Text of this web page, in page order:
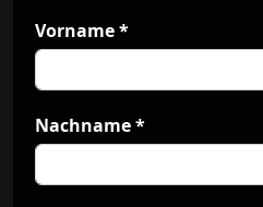
Vorname*
Nachname*